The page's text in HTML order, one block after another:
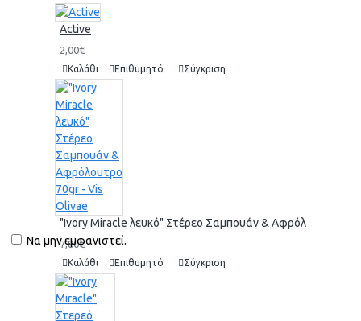
Να μην εμφανιστεί.
Active
2,00€
Καλάθι Επιθυμητό Σύγκριση
"Ivory Miracle λευκό" Στέρεο Σαμπουάν & Αφρόλουτρο
7,80€
Καλάθι Επιθυμητό Σύγκριση